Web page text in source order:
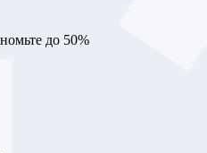
до 50%